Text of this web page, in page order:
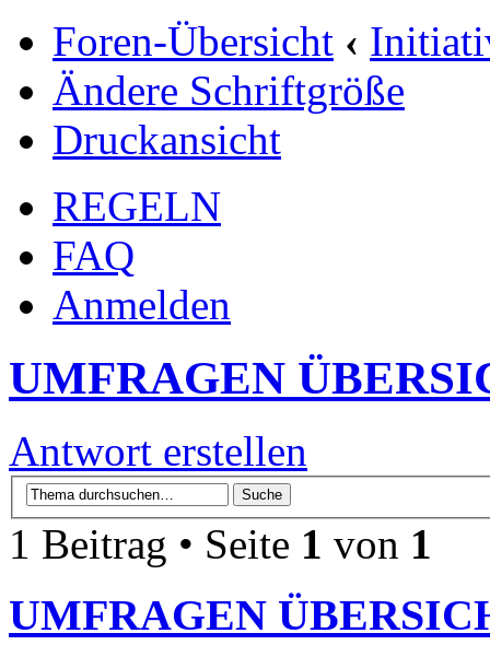
Foren-Übersicht ‹
Ändere Schriftgröße
Druckansicht
REGELN
FAQ
Anmelden
UMFRAGEN
Antwort erstellen
1 Beitrag • Seite 1 von 1
UMFRAGEN